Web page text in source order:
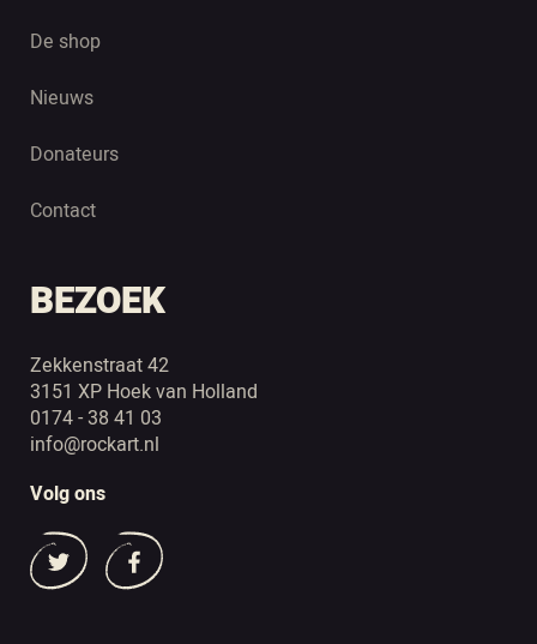
De shop
Nieuws
Donateurs
Contact
BEZOEK
Zekkenstraat 42
3151 XP Hoek van Holland
0174 - 38 41 03
info@rockart.nl
Volg ons